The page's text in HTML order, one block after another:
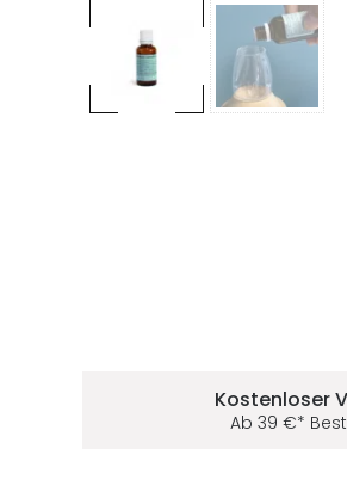
Kostenloser
Ab 39 €*